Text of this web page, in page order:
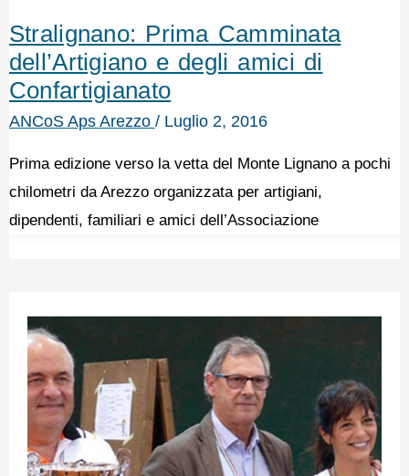
Stralignano: Prima Camminata
dell’Artigiano e degli amici di
Confartigianato
ANCoS Aps Arezzo / Luglio 2, 2016
Prima edizione verso la vetta del Monte Lignano a pochi
chilometri da Arezzo organizzata per artigiani,
dipendenti, familiari e amici dell’Associazione